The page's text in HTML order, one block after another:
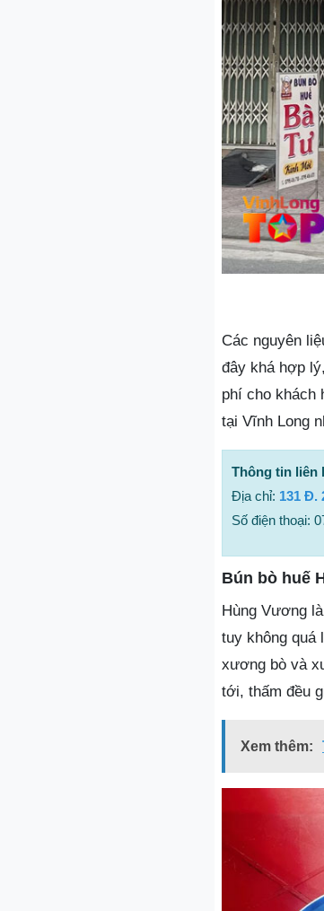
Các nguyên
đây khá hợp
phí cho khách
tại Vĩnh Long
Thông tin liên
Địa chỉ: 131 Đ.
Số điện thoại:
Bún bò huế
Hùng Vương
tuy không quá
xương bò và
tới, thấm đều
Xem thêm: